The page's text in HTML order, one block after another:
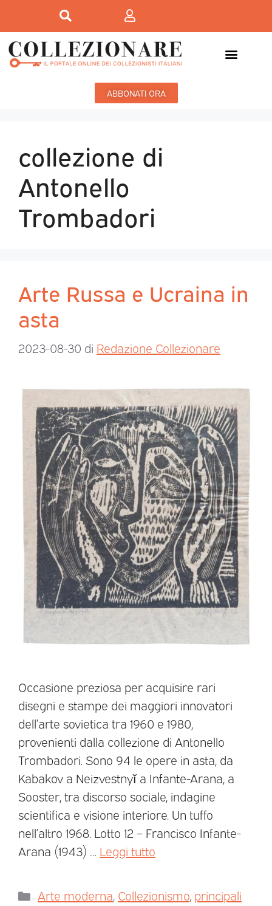
ABBONATI ORA
collezione di
Antonello
Trombadori
Arte Russa e Ucraina in
asta
2023-08-30 di Redazione Collezionare
Occasione preziosa per acquisire rari
disegni e stampe dei maggiori innovatori
dell’arte sovietica tra 1960 e 1980,
provenienti dalla collezione di Antonello
Trombadori. Sono 94 le opere in asta, da
Kabakov a Neizvestnyĭ a Infante-Arana, a
Sooster, tra discorso sociale, indagine
scientifica e visione interiore. Un tuffo
nell’altro 1968. Lotto 12 – Francisco Infante-
Arana (1943) … Leggi tutto
Arte moderna, Collezionismo, principali